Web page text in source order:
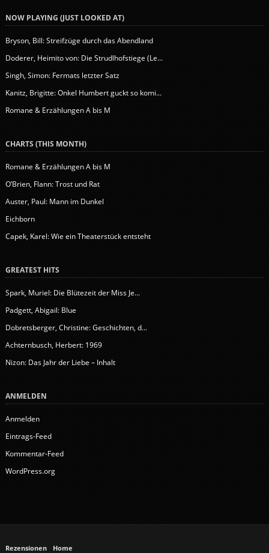
NOW PLAYING (JUST LOOKED AT)
Bryson, Bill: Streifzüge durch das Abendland
Doderer, Heimito von: Die Strudlhofstiege (Le...
Singh, Simon: Fermats letzter Satz
Kanitz, Brigitte: Onkel Humbert guckt so komi...
Romane & Erzählungen A bis M
CHARTS (THIS MONTH)
Romane & Erzählungen A bis M
O’Brien, Flann: Trost und Rat
Auster, Paul: Mann im Dunkel
Eichborn
Capek, Karel: Wie ein Theaterstück entsteht
GREATEST HITS
Spark, Muriel: Die Blütezeit der Miss Je...
Padgett, Abigail: Blue
Dobretsberger, Christine: Geschichten, d...
Achternbusch, Herbert: 1969
Nizon: Das Jahr der Liebe – Inhalt
ANMELDEN
Anmelden
Eintrags-Feed
Kommentar-Feed
WordPress.org
Rezensionen Home